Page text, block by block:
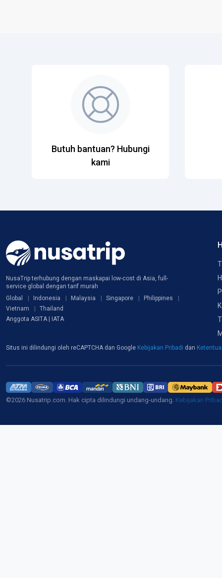
Butuh bantuan? Hubungi
kami
NusaTrip terhubung dengan maskapai low-cost di Asia, full-
service global dengan tarif murah
Global
Indonesia Malaysia Singapore
Philippines
Vietnam
Thailand
Anggota ASITA | IATA
Situs ini dilindungi oleh reCAPTCHA dan Google Kebijakan Pribadi dan
©2026 Nusatrip.com. Hak cipta dilindungi undang-undang. Kebijakan